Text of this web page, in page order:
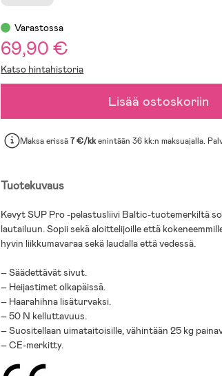
Varastossa
69,90 €
Katso hintahistoria
Lisää ostoskoriin
Maksa erissä7 €/kkenintään 36 kk:n maksuajalla.
Tuotekuvaus
Kevyt SUP Pro -pelastusliivi Baltic-tuotemerkiltä
lautailuun. Sopii sekä aloittelijoille että
hyvin liikkumavaraa sekä laudalla että vedessä.
– Säädettävät sivut.
– Heijastimet olkapäissä.
– Haarahihna lisäturvaksi.
– 50 N kelluttavuus.
– Suositellaan uimataitoisille, vähintään 25 kg
– CE-merkitty.